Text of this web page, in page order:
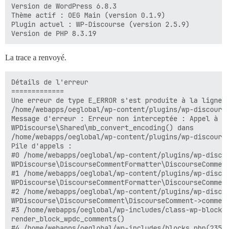
Version de WordPress 6.8.3
Thème actif : OEG Main (version 0.1.9)
Plugin actuel : WP-Discourse (version 2.5.9)
La trace a renvoyé.
Détails de l'erreur
=============
Une erreur de type E_ERROR s'est produite à la
/home/webapps/oeglobal/wp-content/plugins/wp-
Message d'erreur : Erreur non interceptée : Appel
WPDiscourse\Shared\mb_convert_encoding() dans
/home/webapps/oeglobal/wp-content/plugins/wp-
Pile d'appels :
#0 /home/webapps/oeglobal/wp-content/plugins/wp-
#1 /home/webapps/oeglobal/wp-content/plugins/wp-
#2 /home/webapps/oeglobal/wp-content/plugins/wp-
WPDiscourse\DiscourseComment\DiscourseComment-
#3 /home/webapps/oeglobal/wp-includes/class-wp-
render_block_wpdc_comments()